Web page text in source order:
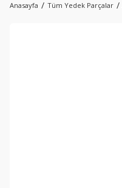
Anasayfa Tüm Yedek Parçalar